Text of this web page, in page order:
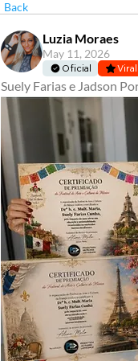
Back
Luzia Moraes
May 11, 2026
Oficial Viral
Suely Farias e Jadson